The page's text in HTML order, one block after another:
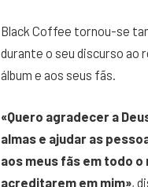
Black Coffee tornou-se
durante o seu discurso ao
álbum e aos seus fãs.
«Quero agradecer a
almas e ajudar as
aos meus fãs em todo
acreditarem em mim»,